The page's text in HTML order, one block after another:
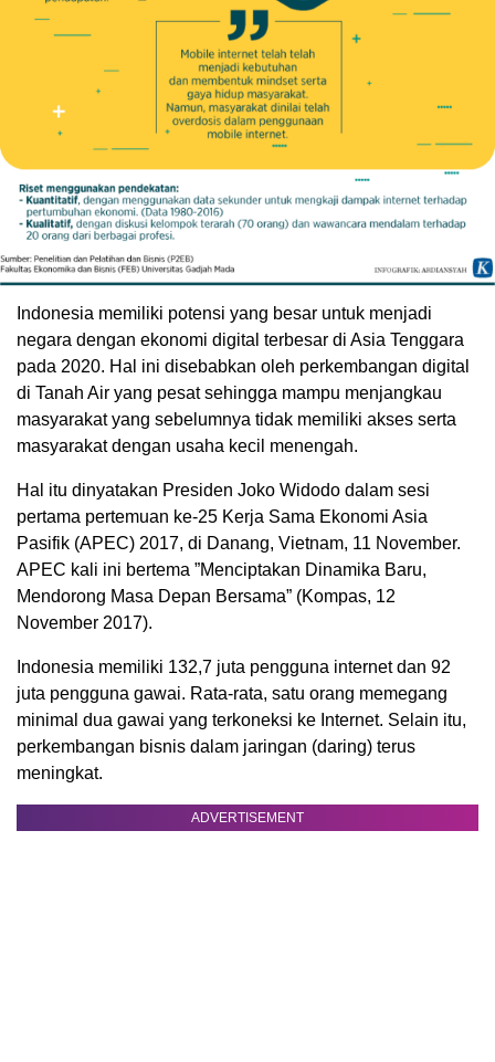
Indonesia memiliki potensi yang besar untuk menjadi
negara dengan ekonomi digital terbesar di Asia Tenggara
pada 2020. Hal ini disebabkan oleh perkembangan digital
di Tanah Air yang pesat sehingga mampu menjangkau
masyarakat yang sebelumnya tidak memiliki akses serta
masyarakat dengan usaha kecil menengah.
Hal itu dinyatakan Presiden Joko Widodo dalam sesi
pertama pertemuan ke-25 Kerja Sama Ekonomi Asia
Pasifik (APEC) 2017, di Danang, Vietnam, 11 November.
APEC kali ini bertema ”Menciptakan Dinamika Baru,
Mendorong Masa Depan Bersama” (Kompas, 12
November 2017).
Indonesia memiliki 132,7 juta pengguna internet dan 92
juta pengguna gawai. Rata-rata, satu orang memegang
minimal dua gawai yang terkoneksi ke Internet. Selain itu,
perkembangan bisnis dalam jaringan (daring) terus
meningkat.
ADVERTISEMENT